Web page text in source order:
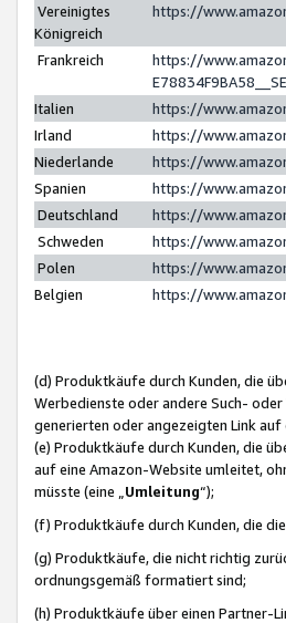
Vereinigtes
Königreich
https://
Frankreich
https://
Italien
https://
Irland
https://
Niederlande
https://
Spanien
https://
Deutschland
https://
Schweden
https://
Polen
https://
Belgien
https://
(d) Produktkäufe durch Kunden, die
Werbedienste oder andere Such-
generierten oder angezeigten Link
(e) Produktkäufe durch Kunden, die
auf eine Amazon-Website umleitet,
müsste (eine „ Umleitung“);
(f) Produktkäufe durch Kunden, die
(g) Produktkäufe, die nicht richtig
ordnungsgemäß formatiert sind;
(h) Produktkäufe über einen Partner-